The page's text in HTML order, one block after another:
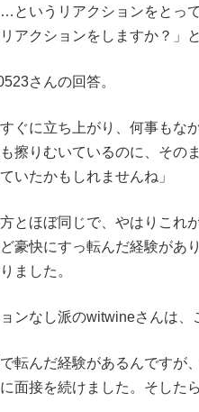
というリアクションをとっ
アクションをしますか？」
さんの回答。
すぐに立ち上がり、何事もな
擦りむいているのに、その
いたかもしれませんね」
とほぼ同じで、やはりこれ
豪快にすっ転んだ経験があ
ました。
ンなし派のwitwineさんは、
で転んだ経験があるんです
面接を続けました。そした